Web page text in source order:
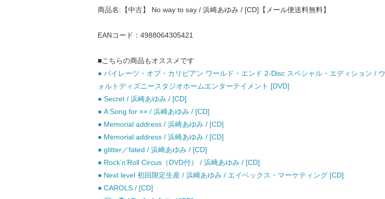
商品名:【中古】 No way to say / 浜崎あゆみ / [CD]【メール便送料無料】
EANコード：4988064305421
■こちらの商品もオススメです
● パイレーツ・オブ・カリビアン ワールド・エンド 2-Disc スペシャル・エディション / ウ
ォルトディズニースタジオホームエンターテイメント [DVD]
● Secret / 浜崎あゆみ / [CD]
● A Song for ×× / 浜崎あゆみ / [CD]
● Memorial address / 浜崎あゆみ / [CD]
● Memorial address / 浜崎あゆみ / [CD]
● glitter／fated / 浜崎あゆみ / [CD]
● Rock’n’Roll Circus（DVD付） / 浜崎あゆみ / [CD]
● Next level 初回限定生産 / 浜崎あゆみ / エイベックス・マーケティング [CD]
● CAROLS / [CD]